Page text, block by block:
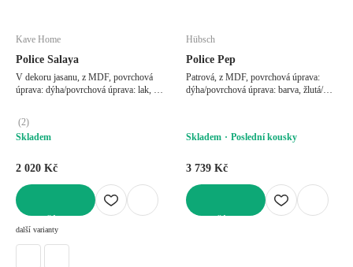
Kave Home
Police Salaya
V dekoru jasanu, z MDF, povrchová
úprava: dýha/povrchová úprava: lak, v
(2)
Skladem
2 020 Kč
další varianty
Hübsch
Police Pep
Patrová, z MDF, povrchová úprava:
dýha/povrchová úprava: barva, žlutá/
Skladem
Poslední kousky
3 739 Kč